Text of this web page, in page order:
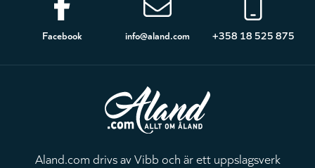
Sidfot
Facebook info@aland.com +358 18 525 875
Aland.com drivs av Vibb och är ett uppslagsverk